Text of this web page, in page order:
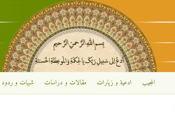
تجاوز إلى المحتوى الرئيسي
المجيب ادعية و زيارات مقالات و دراسات شبهات و ردود